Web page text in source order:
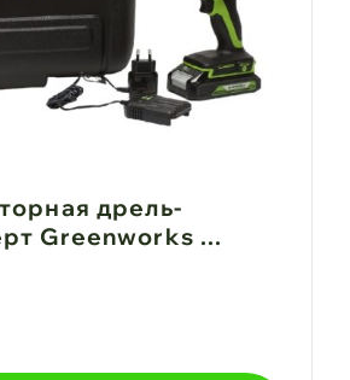
дрель-
Greenworks ...